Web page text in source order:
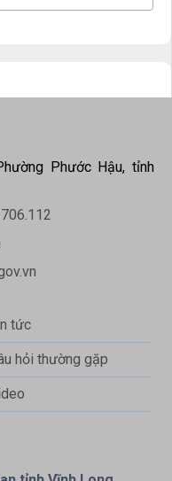
Phước Hậu, tỉnh
tức
hỏi thường gặp